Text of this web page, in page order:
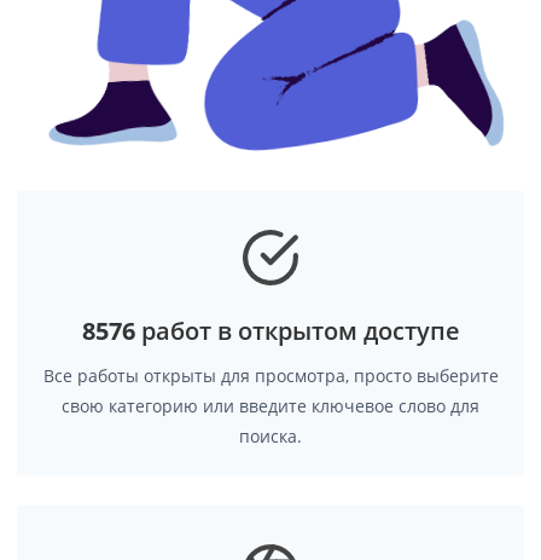
8576работ в открытом доступе
Все работы открыты для просмотра, просто выберите
свою категорию или введите ключевое слово для
поиска.